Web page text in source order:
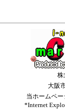
大阪
当ホームペ
*Internet